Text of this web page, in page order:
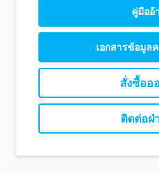
คู่มืออ้
เอกสารข้อมูล
สั่งซื้ออ
ติดต่อฝ่